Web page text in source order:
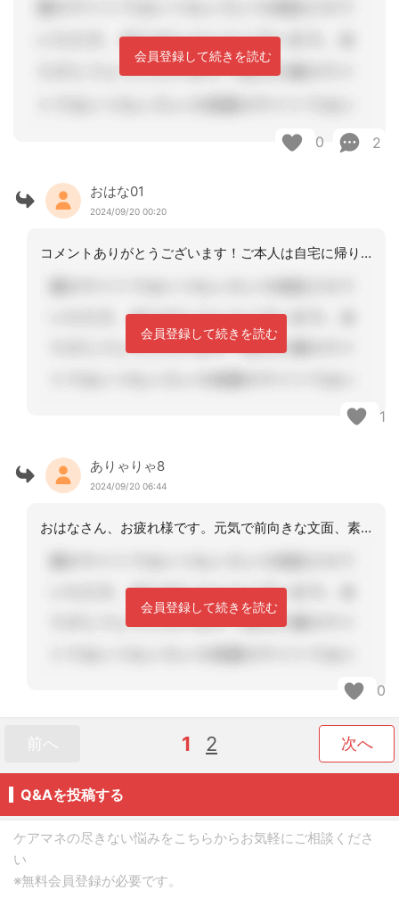
会員登録して続きを読む
0 2
おはな01
2024/09/20 00:20
コメントありがとうございます！ご本人は自宅に帰りたいと言っていることがわかりまし
会員登録して続きを読む
1
ありゃりゃ8
2024/09/20 06:44
おはなさん、お疲れ様です。元気で前向きな文面、素敵です。今日も笑顔でお仕事できま
会員登録して続きを読む
0
前へ 1 2 次へ
Q&Aを投稿する